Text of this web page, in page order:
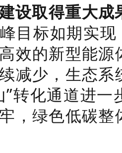
设取得重大成
目标如期实
效的新型能
减少，生态
”转化通道进
，绿色低碳